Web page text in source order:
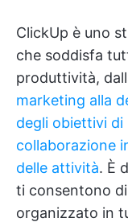
ClickUp è uno
che soddisfa
produttività,
marketing alla
degli obiettivi
collaborazione
delle attività. È
ti consentono
organizzato in